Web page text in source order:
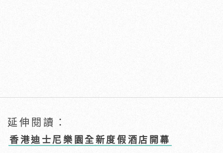
延伸閱讀：
香港迪士尼樂園全新度假酒店開幕